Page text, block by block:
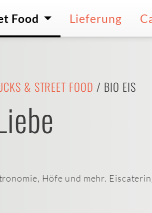
Food Lieferung
& STREET FOOD / BIO EIS
Höfe und mehr.